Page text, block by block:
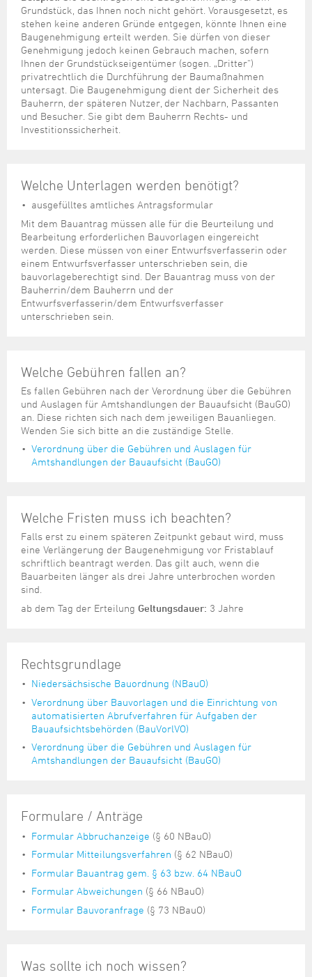
Umwelt-, Natur- und Klimaschutz
Verkehr und Mobilität
Wohnen, Bauen
Wahlen
Schule
Sterbefall
Studium
Umzug und Neubürger
Wohnen und Verbrauchen
Formulare
Online-Terminvergabe
Politik & Verwaltung
Pressemitteilungen
Ratsinformationssystem
Städtische Dienststellen
Wirtschaftsstruktur
Regionale Kooperationen
Unternehmensnachfolge
Unterstützung für ExistenzgründerInnen
Zukunftsregion JadeBay
Stadtarchiv
Stadtbibliothek
Volkshochschule
Weiterbildung
Stadt Wilhelmshaven
Unterkünfte
Kulturzentrum Pumpwerk
Maritime Meile
Museen und Ausstellungen
Schiffe, Häfen und Meer erleben
Sportangebot
Veranstaltungsorte
Grundstück, das Ihnen noch nicht gehört. Vorausgesetzt, es
stehen keine anderen Gründe entgegen, könnte Ihnen eine
Baugenehmigung erteilt werden. Sie dürfen von dieser
Genehmigung jedoch keinen Gebrauch machen, sofern
Ihnen der Grundstückseigentümer (sogen. „Dritter“)
privatrechtlich die Durchführung der Baumaßnahmen
untersagt. Die Baugenehmigung dient der Sicherheit des
Bauherrn, der späteren Nutzer, der Nachbarn, Passanten
und Besucher. Sie gibt dem Bauherrn Rechts- und
Investitionssicherheit.
Welche Unterlagen werden benötigt?
ausgefülltes amtliches Antragsformular
Mit dem Bauantrag müssen alle für die Beurteilung und
Bearbeitung erforderlichen Bauvorlagen eingereicht
werden. Diese müssen von einer Entwurfsverfasserin oder
einem Entwurfsverfasser unterschrieben sein, die
bauvorlageberechtigt sind. Der Bauantrag muss von der
Bauherrin/dem Bauherrn und der
Entwurfsverfasserin/dem Entwurfsverfasser
unterschrieben sein.
Welche Gebühren fallen an?
Es fallen Gebühren nach der Verordnung über die Gebühren
und Auslagen für Amtshandlungen der Bauaufsicht (BauGO)
an. Diese richten sich nach dem jeweiligen Bauanliegen.
Wenden Sie sich bitte an die zuständige Stelle.
Verordnung über die Gebühren und Auslagen für
Amtshandlungen der Bauaufsicht (BauGO)
Welche Fristen muss ich beachten?
Falls erst zu einem späteren Zeitpunkt gebaut wird, muss
eine Verlängerung der Baugenehmigung vor Fristablauf
schriftlich beantragt werden. Das gilt auch, wenn die
Bauarbeiten länger als drei Jahre unterbrochen worden
sind.
ab dem Tag der Erteilung Geltungsdauer: 3 Jahre
Rechtsgrundlage
Niedersächsische Bauordnung (NBauO)
Verordnung über Bauvorlagen und die Einrichtung von
automatisierten Abrufverfahren für Aufgaben der
Bauaufsichtsbehörden (BauVorlVO)
Verordnung über die Gebühren und Auslagen für
Amtshandlungen der Bauaufsicht (BauGO)
Formulare / Anträge
Formular Abbruchanzeige (§ 60 NBauO)
Formular Mitteilungsverfahren (§ 62 NBauO)
Formular Bauantrag gem. § 63 bzw. 64 NBauO
Formular Abweichungen (§ 66 NBauO)
Formular Bauvoranfrage (§ 73 NBauO)
Was sollte ich noch wissen?